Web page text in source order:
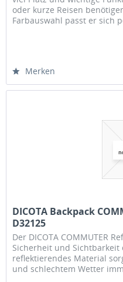
oder kurze Reisen
Farbauswahl passt er sich
Merken
DICOTA Backpack
D32125
Der DICOTA COMMUTER
Sicherheit und
reflektierendes Material
und schlechtem Wetter